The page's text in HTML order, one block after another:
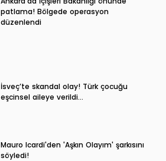
patlama! Bölgede operasyon
düzenlendi
İsveç’te skandal olay! Türk çocuğu
eşcinsel aileye verildi…
Mauro Icardi'den 'Aşkın Olayım' şarkısını
söyledi!